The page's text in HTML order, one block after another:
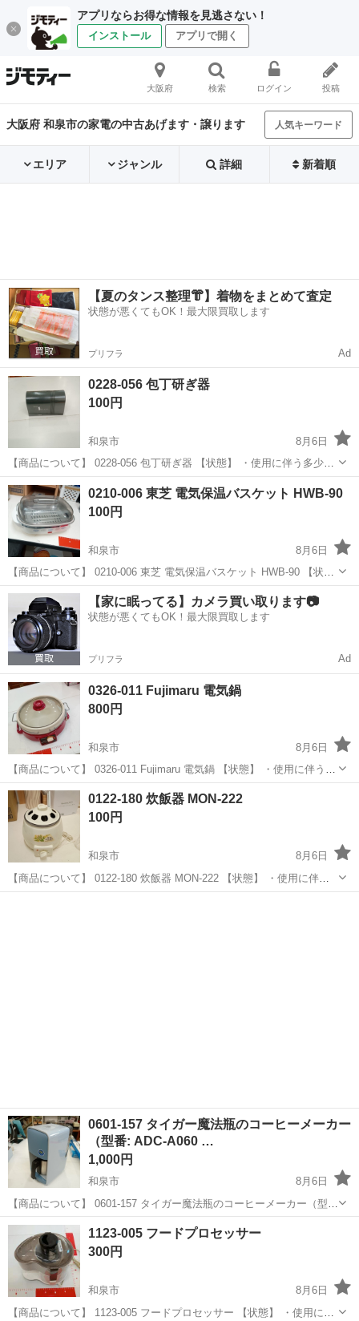
アプリならお得な情報を見逃さない！
インストール アプリで開く
大阪府 検索 ログイン 投稿
大阪府 和泉市の家電の中古あげます・譲ります 人気キーワード
エリア ジャンル 詳細 新着順
【夏のタンス整理👘】着物をまとめて査定
状態が悪くてもOK！最大限買取します
プリフラ Ad
0228-056 包丁研ぎ器
100円
和泉市
8月6日
【商品について】 0228-056 包丁研ぎ器 【状態】 ・使用に伴う多少の
スレ、キズ、落としきれない汚れなどございます ・詳細は現地でご確
認ください ・お値引きは出来かねますのでご了承願います ※中古品の
ため、状態につ...
大阪 和泉市 リユース
0210-006 東芝 電気保温バスケット HWB-90
100円
和泉市
8月6日
【商品について】 0210-006 東芝 電気保温バスケット HWB-90 【状
態】 ・使用に伴う多少のスレ、キズ、落としきれない汚れなどござい
ます ・詳細は現地でご確認ください ・お値引きは出来かねますのでご
了承願いま...
大阪 和泉市 家電 リユース
【家に眠ってる】カメラ買い取ります📷
状態が悪くてもOK！最大限買取します
プリフラ Ad
0326-011 Fujimaru 電気鍋
800円
和泉市
8月6日
【商品について】 0326-011 Fujimaru 電気鍋 【状態】 ・使用に伴う多
少のスレ、キズ、落としきれない汚れなどございます ・詳細は現地で
ご確認ください ・お値引きは出来かねますのでご了承願いま...
大阪 和泉市 Fujimaru
0122-180 炊飯器 MON-222
100円
和泉市
8月6日
【商品について】 0122-180 炊飯器 MON-222 【状態】 ・使用に伴う
多少のスレ、キズ、落としきれない汚れなどございます ・詳細は現地
0601-157 タイガー魔法瓶のコーヒーメーカー
（型番: ADC-A060 …
1,000円
和泉市
8月6日
【商品について】 0601-157 タイガー魔法瓶のコーヒーメーカー（型
番: ADC-A060 AS） 【状態】 ・使用に伴う多少のスレ、キズ、落とし
きれない汚れなどございます ・詳細は現地でご確認ください ...
大阪 和泉市 リユース
1123-005 フードプロセッサー
300円
和泉市
8月6日
【商品について】 1123-005 フードプロセッサー 【状態】 ・使用に伴